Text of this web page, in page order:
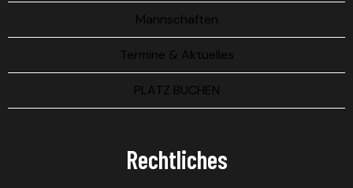
Mannschaften
Termine & Aktuelles
PLATZ BUCHEN
Rechtliches